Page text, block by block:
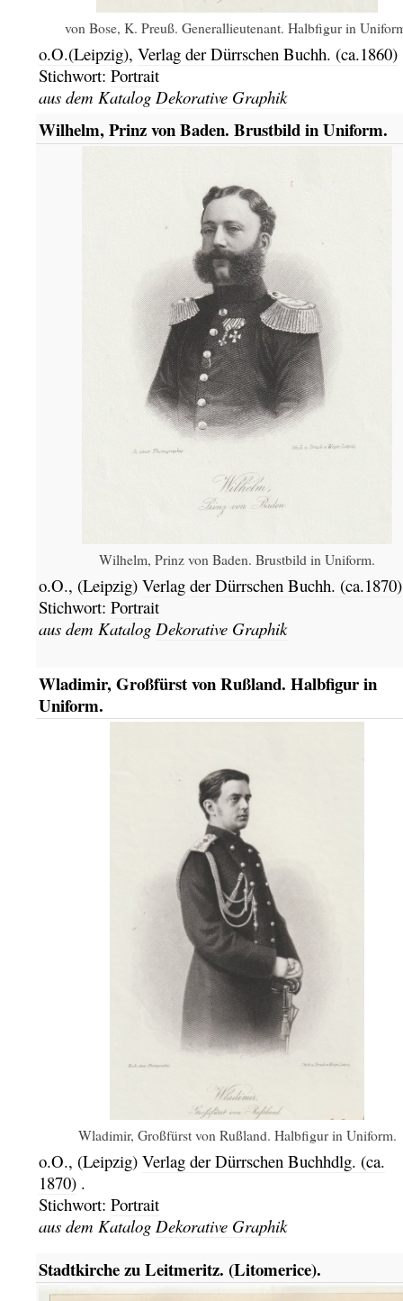
von Bose, K. Preuß. Generallieutenant. Halbfigur in
o.O.(Leipzig), Verlag der Dürrschen Buchh. (ca.1860)
Stichwort: Portrait
aus dem Katalog Dekorative Graphik
Wilhelm, Prinz von Baden. Brustbild in Uniform.
Wilhelm, Prinz von Baden. Brustbild in Uniform.
o.O., (Leipzig) Verlag der Dürrschen Buchh. (ca.1870)
Stichwort: Portrait
aus dem Katalog Dekorative Graphik
Wladimir, Großfürst von Rußland. Halbfigur in
Uniform.
Wladimir, Großfürst von Rußland. Halbfigur in Uniform.
o.O., (Leipzig) Verlag der Dürrschen Buchhdlg. (ca.
1870) .
Stichwort: Portrait
aus dem Katalog Dekorative Graphik
Stadtkirche zu Leitmeritz. (Litomerice).